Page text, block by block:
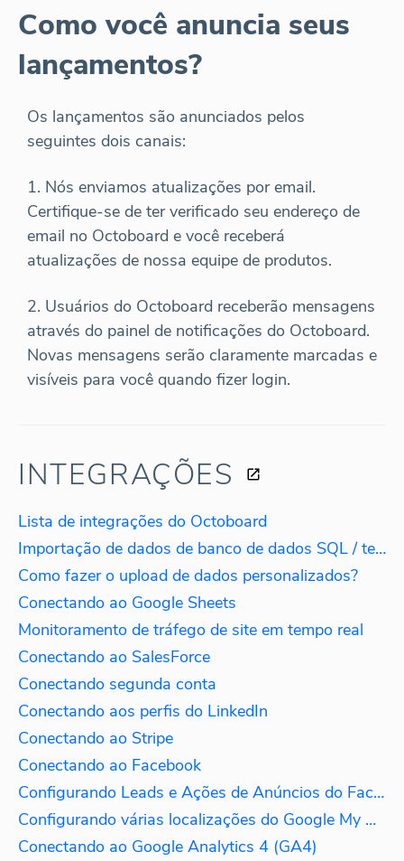
Como você anuncia seus
lançamentos?
Os lançamentos são anunciados pelos
seguintes dois canais:
1. Nós enviamos atualizações por email.
Certifique-se de ter verificado seu endereço de
email no Octoboard e você receberá
atualizações de nossa equipe de produtos.
2. Usuários do Octoboard receberão mensagens
através do painel de notificações do Octoboard.
Novas mensagens serão claramente marcadas e
visíveis para você quando fizer login.
INTEGRAÇÕES
Lista de integrações do Octoboard
Importação de dados de banco de dados SQL / texto
Como fazer o upload de dados personalizados?
Conectando ao Google Sheets
Monitoramento de tráfego de site em tempo real
Conectando ao SalesForce
Conectando segunda conta
Conectando aos perfis do LinkedIn
Conectando ao Stripe
Conectando ao Facebook
Configurando Leads e Ações de Anúncios do Facebook
Configurando várias localizações do Google My Business
Conectando ao Google Analytics 4 (GA4)